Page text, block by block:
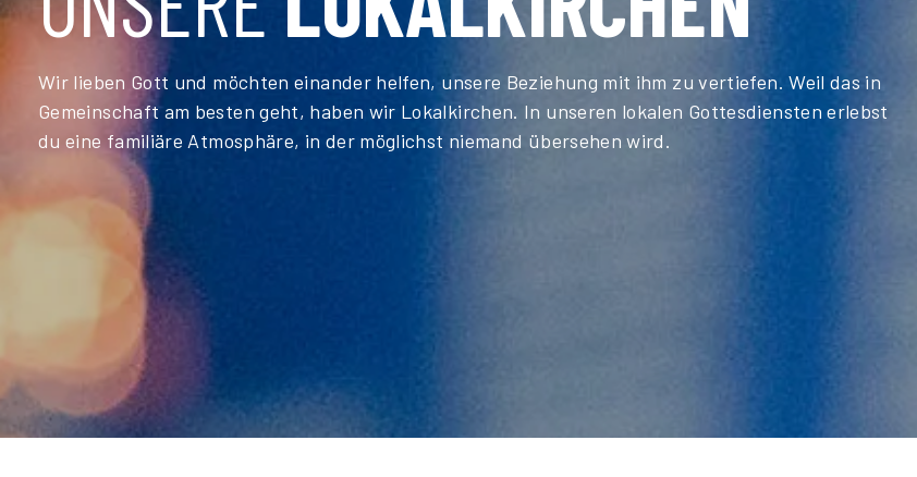
Wir lieben Gott und möchten einander helfen, unsere Beziehung mit ihm zu vertiefen. Weil das in
Gemeinschaft am besten geht, haben wir Lokalkirchen. In unseren lokalen Gottesdiensten erlebst
du eine familiäre Atmosphäre, in der möglichst niemand übersehen wird.